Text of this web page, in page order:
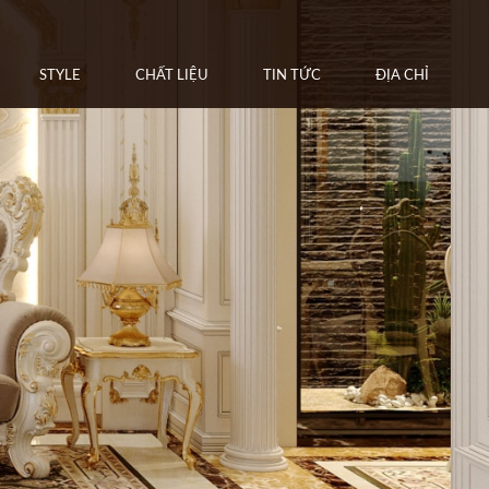
STYLE CHẤT LIỆU TIN TỨC ĐỊA CHỈ